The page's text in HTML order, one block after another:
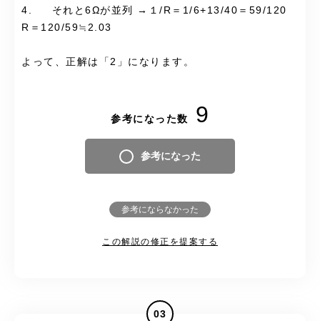
4. それと6Ωが並列 →１/R＝1/6+13/40＝59/120
R＝120/59≒2.03
よって、正解は「2」になります。
参考になった数 9
参考になった
参考にならなかった
この解説の修正を提案する
03